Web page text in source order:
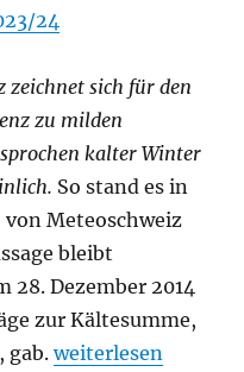
24
zeichnet sich für den
zu milden
kalter Winter
So stand es in
von Meteoschweiz
bleibt
28. Dezember 2014
zur Kältesumme,
gab.„Seegfrörni-
weiterlesen